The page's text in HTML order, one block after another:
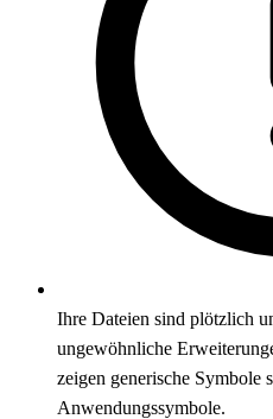
Ihre Dateien sind plötzlich
ungewöhnliche
zeigen generische Symbole
Anwendungssymbole.